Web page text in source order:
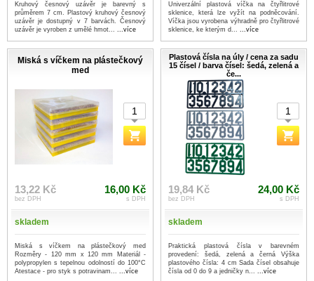
Kruhový česnový uzávěr je barevný s
průměrem 7 cm. Plastový kruhový česnový
uzávěr je dostupný v 7 barvách. Česnový
uzávěr je vyroben z umělé hmot... ...více
Univerzální plastová víčka na čtyřlitrové
sklenice, která lze vyžít na podněcování.
Víčka jsou vyrobena výhradně pro čtyřlitrové
sklenice, ke kterým d... ...více
Miská s víčkem na plástečkový
med
13,22 Kč
bez DPH
16,00 Kč
s DPH
skladem
Miská s víčkem na plástečkový med
Rozměry - 120 mm x 120 mm Materiál -
polypropylen s tepelnou odolností do 100°C
Atestace - pro styk s potravinam... ...více
Plastová čísla na úly / cena za sadu
15 čísel / barva čísel: šedá, zelená a
če...
19,84 Kč
bez DPH
24,00 Kč
s DPH
skladem
Praktická plastová čísla v barevném
provedení: šedá, zelená a černá Výška
plastového čísla: 4 cm Sada čísel obsahuje
čísla od 0 do 9 a jedničky n... ...více